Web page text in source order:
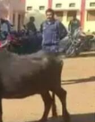
घूस मांगने
महिला,